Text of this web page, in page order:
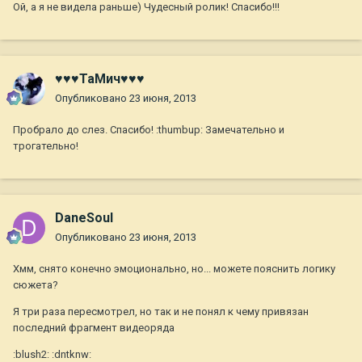
Ой, а я не видела раньше) Чудесный ролик! Спасибо!!!
♥♥♥ТаМич♥♥♥
Опубликовано 23 июня, 2013
Пробрало до слез. Спасибо! :thumbup: Замечательно и
трогательно!
DaneSoul
Опубликовано 23 июня, 2013
Хмм, снято конечно эмоционально, но... можете пояснить логику
сюжета?
Я три раза пересмотрел, но так и не понял к чему привязан
последний фрагмент видеоряда
:blush2: :dntknw: